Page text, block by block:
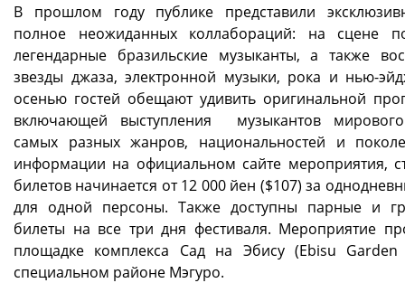
В прошлом году публике представили
полное неожиданных коллабораций: на сцене
легендарные бразильские музыканты, а также
звезды джаза, электронной музыки, рока и нью-
осенью гостей обещают удивить оригинальной
включающей выступления музыкантов
самых разных жанров, национальностей и
информации на официальном сайте мероприятия,
билетов начинается от 12 000 йен ($107) за
для одной персоны. Также доступны парные и
билеты на все три дня фестиваля. Мероприятие
площадке комплекса Сад на Эбису (Ebisu
специальном районе Мэгуро.